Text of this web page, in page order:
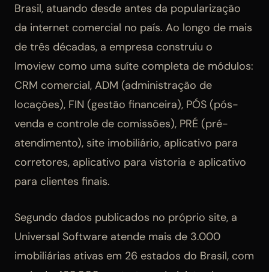
Brasil, atuando desde antes da popularização
da internet comercial no país. Ao longo de mais
de três décadas, a empresa construiu o
Imoview como uma suíte completa de módulos:
CRM comercial, ADM (administração de
locações), FIN (gestão financeira), PÓS (pós-
venda e controle de comissões), PRÉ (pré-
atendimento), site imobiliário, aplicativo para
corretores, aplicativo para vistoria e aplicativo
para clientes finais.
Segundo dados publicados no próprio site, a
Universal Software atende mais de 3.000
imobiliárias ativas em 26 estados do Brasil, com